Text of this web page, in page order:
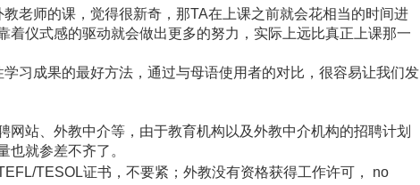
老师的课，觉得很新奇，那TA在上课之前就会花相当的时间进
着仪式感的驱动就会做出更多的努力，实际上远比真正上课那一
习成果的最好方法，通过与母语使用者的对比，很容易让我们发
网站、外教中介等，由于教育机构以及外教中介机构的招聘计划
也就参差不齐了。
TESOL证书，不要紧；外教没有资格获得工作许可，
no